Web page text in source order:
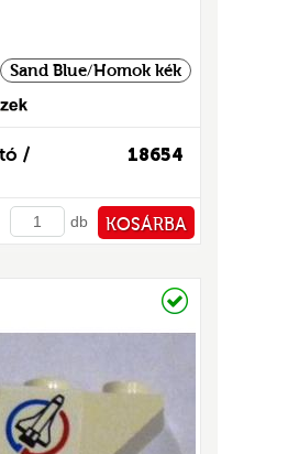
Sand Blue/Homok kék
18654
/
db KOSÁRBA